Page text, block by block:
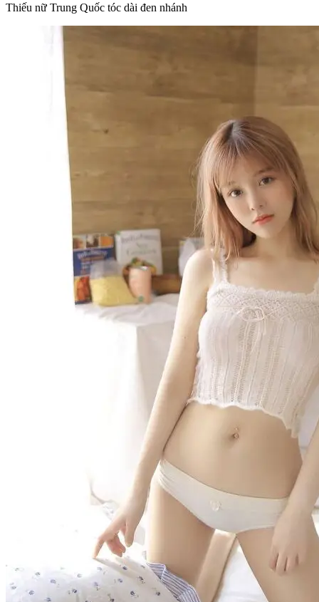
Thiếu nữ Trung Quốc tóc dài đen nhánh